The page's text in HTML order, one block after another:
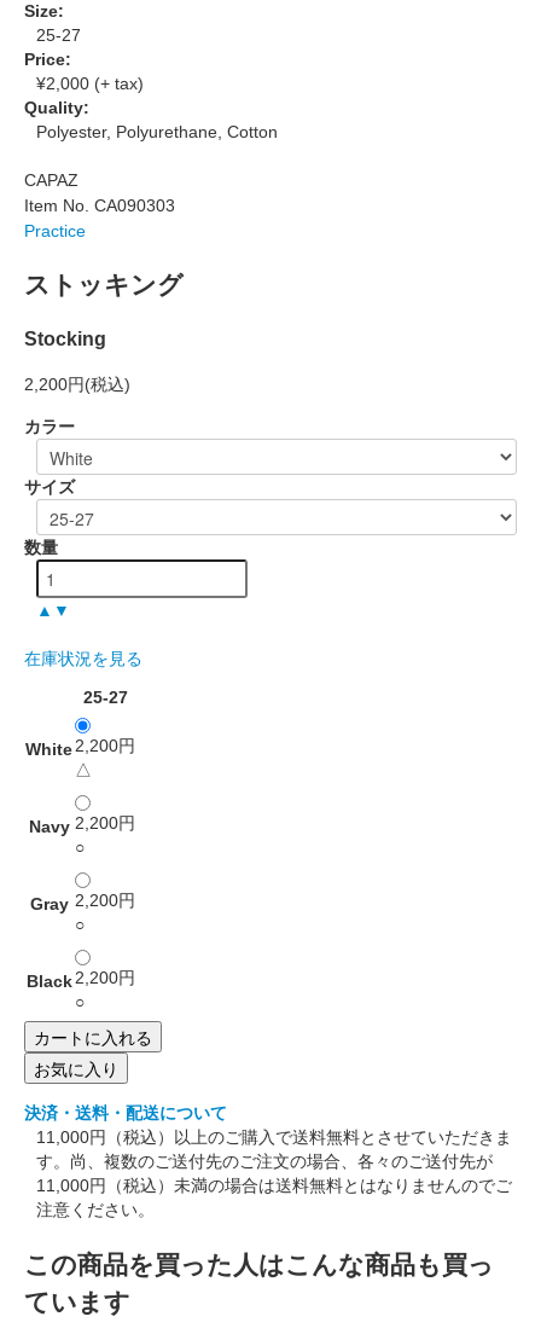
Size:
25-27
Price:
¥2,000 (+ tax)
Quality:
Polyester, Polyurethane, Cotton
CAPAZ
Item No. CA090303
Practice
ストッキング
Stocking
2,200円(税込)
カラー
サイズ
数量
▲ ▼
在庫状況を見る
25-27
White2,200円
△
Navy 2,200円
○
Gray 2,200円
○
Black2,200円
○
お気に入り
決済・送料・配送について
11,000円（税込）以上のご購入で送料無料とさせていただきま
す。尚、複数のご送付先のご注文の場合、各々のご送付先が
11,000円（税込）未満の場合は送料無料とはなりませんのでご
注意ください。
この商品を買った人はこんな商品も買っ
ています